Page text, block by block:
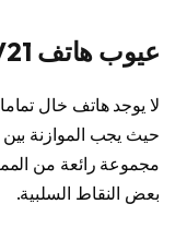
عيوب هاتف Vivo V21
لا يوجد هاتف خال
مجموعة رائعة من
بعض النقاط السلبية.